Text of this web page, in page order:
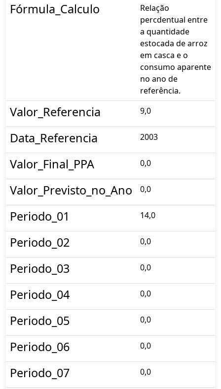
Fórmula_Calculo
Relação
percdentual entre
a quantidade
estocada de arroz
em casca e o
consumo aparente
no ano de
referência.
Valor_Referencia 9,0
Data_Referencia 2003
Valor_Final_PPA 0,0
Valor_Previsto_no_Ano 0,0
Periodo_01 14,0
Periodo_02 0,0
Periodo_03 0,0
Periodo_04 0,0
Periodo_05 0,0
Periodo_06 0,0
Periodo_07 0,0